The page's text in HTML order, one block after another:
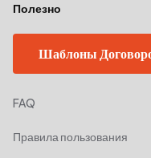
Полезно
Шаблоны
FAQ
Правила пользования